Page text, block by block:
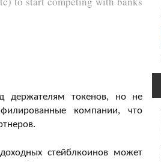
держателям токенов, но не
компании, что
стейблкоинов может